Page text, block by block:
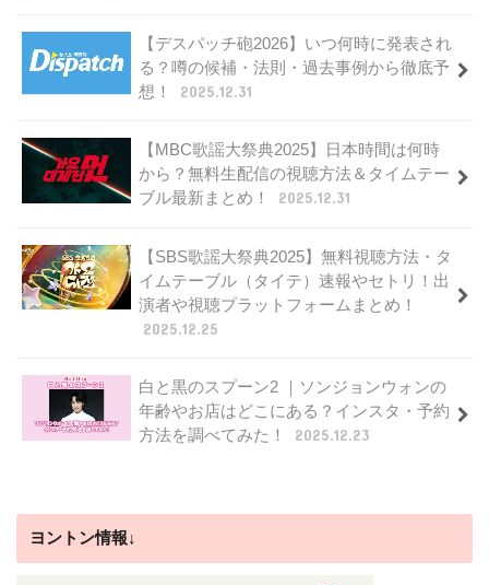
【デスパッチ砲2026】いつ何時に発表され
る？噂の候補・法則・過去事例から徹底予
想！
2025.12.31
【MBC歌謡大祭典2025】日本時間は何時
から？無料生配信の視聴方法＆タイムテー
ブル最新まとめ！
2025.12.31
【SBS歌謡大祭典2025】無料視聴方法・タ
イムテーブル（タイテ）速報やセトリ！出
演者や視聴プラットフォームまとめ！
2025.12.25
白と黒のスプーン2 ｜ソンジョンウォンの
年齢やお店はどこにある？インスタ・予約
方法を調べてみた！
2025.12.23
ヨントン情報↓